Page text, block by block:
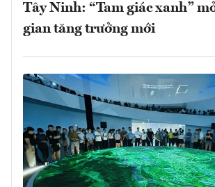
Tây Ninh: “Tam giác xanh”
gian tăng trưởng mới